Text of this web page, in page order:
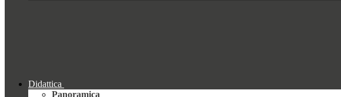
Didattica
Panoramica